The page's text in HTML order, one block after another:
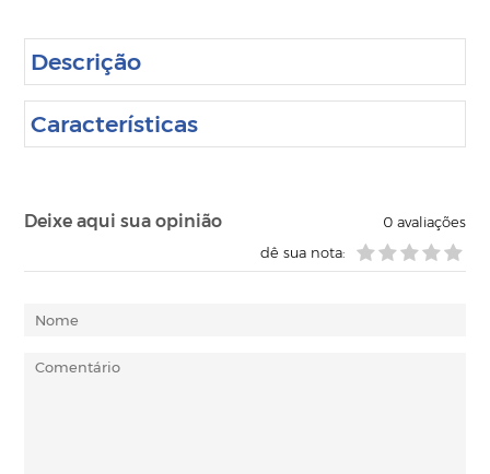
Descrição
Características
Deixe aqui sua opinião 0avaliações
dê sua nota: